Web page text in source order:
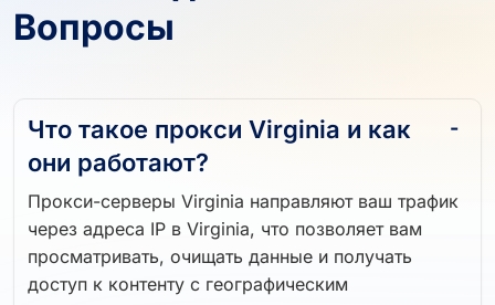
Вопросы
Что такое прокси Virginia и как
они работают?
Прокси-серверы Virginia направляют ваш трафик
через адреса IP в Virginia, что позволяет вам
просматривать, очищать данные и получать
доступ к контенту с географическим